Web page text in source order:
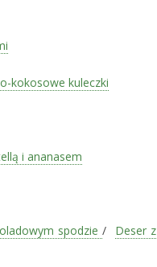
kokosowe kuleczki
i ananasem
spodzie/ Deser z